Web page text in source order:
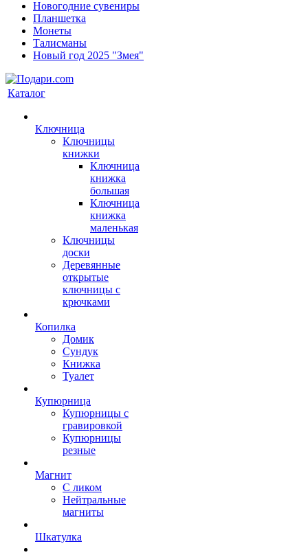
Новогодние сувениры
Планшетка
Монеты
Талисманы
Новый год 2025 "Змея"
Каталог
Ключница
Ключницы
книжки
Ключница
книжка
большая
Ключница
книжка
маленькая
Ключницы
доски
Деревянные
открытые
ключницы с
крючками
Копилка
Домик
Сундук
Книжка
Туалет
Купюрница
Купюрницы с
гравировкой
Купюрницы
резные
Магнит
С ликом
Нейтральные
магниты
Шкатулка